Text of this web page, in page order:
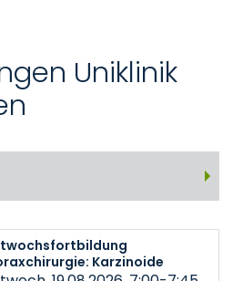
Uniklinik
Karzinoide